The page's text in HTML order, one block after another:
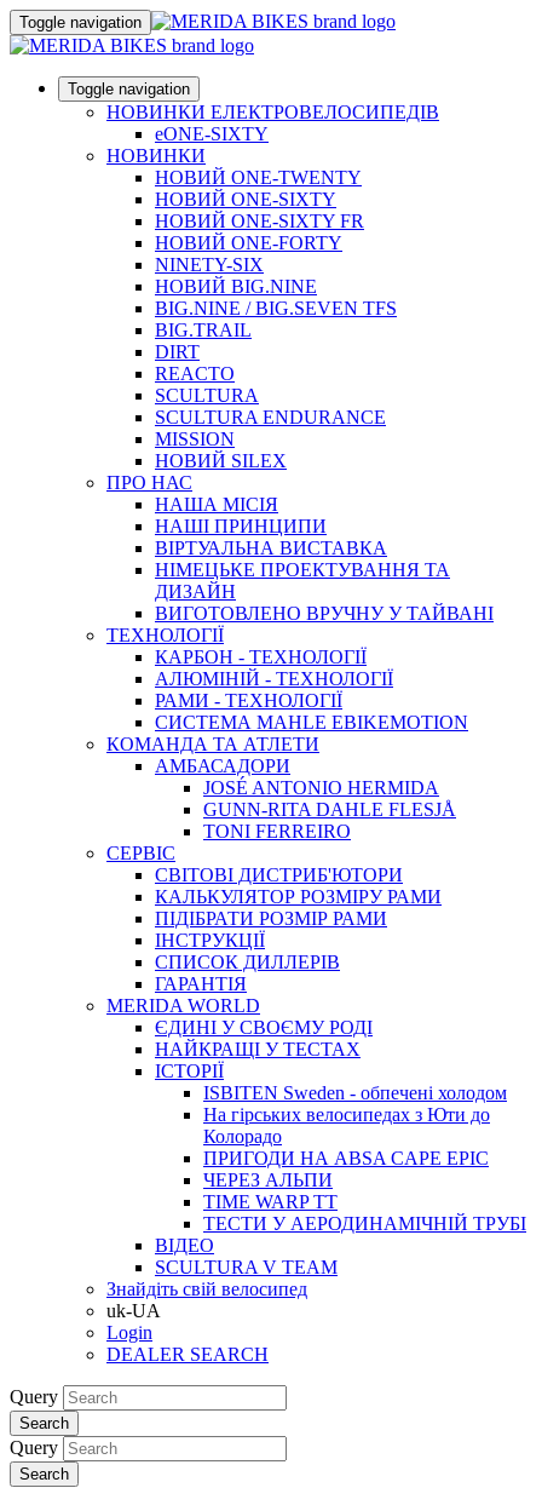
Toggle navigation
Toggle navigation
НОВИНКИ ЕЛЕКТРОВЕЛОСИПЕДІВ
eONE-SIXTY
НОВИНКИ
НОВИЙ ONE-TWENTY
НОВИЙ ONE-SIXTY
НОВИЙ ONE-SIXTY FR
НОВИЙ ONE-FORTY
NINETY-SIX
НОВИЙ BIG.NINE
BIG.NINE / BIG.SEVEN TFS
BIG.TRAIL
DIRT
REACTO
SCULTURA
SCULTURA ENDURANCE
MISSION
НОВИЙ SILEX
ПРО НАС
НАША МICIЯ
НАШI ПРИНЦИПИ
ВIРТУАЛЬНА ВИСТАВКА
НІМЕЦЬКЕ ПРОЕКТУВАННЯ ТА
ДИЗАЙН
ВИГОТОВЛЕНО ВРУЧНУ У ТАЙВАНІ
ТЕХНОЛОГІЇ
КАРБОН - ТЕХНОЛОГІЇ
АЛЮМІНІЙ - ТЕХНОЛОГІЇ
РАМИ - ТЕХНОЛОГІЇ
СИСТЕМА MAHLE EBIKEMOTION
КОМАНДА ТА АТЛЕТИ
АМБАСАДОРИ
JOSÉ ANTONIO HERMIDA
GUNN-RITA DAHLE FLESJÅ
TONI FERREIRO
СЕРВІС
СВІТОВІ ДИСТРИБ'ЮТОРИ
КАЛЬКУЛЯТОР РОЗМIРУ РАМИ
ПІДІБРАТИ РОЗМІР РАМИ
IНСТРУКЦIЇ
СПИСОК ДИЛЛЕРІВ
ГАРАНТIЯ
MERIDA WORLD
ЄДИНI У СВОЄМУ РОДI
НАЙКРАЩІ У ТЕСТАХ
ІСТОРІЇ
ISBITEN Sweden - обпечені холодом
На гірських велосипедах з Юти до
Колорадо
ПРИГОДИ НА ABSA CAPE EPIC
ЧЕРЕЗ АЛЬПИ
TIME WARP TT
ТЕСТИ У АЕРОДИНАМІЧНІЙ ТРУБІ
ВІДЕО
SCULTURA V TEAM
Знайдіть свій велосипед
uk-UA
Login
DEALER SEARCH
Query
Search
Query
Search